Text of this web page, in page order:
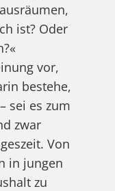
ist? Oder
vor,
bestehe,
sei es zum
zwar
Von
in jungen
zu